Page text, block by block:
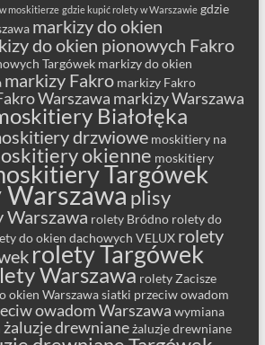
moskitierze gdzie kupić rolety w Warszawie gdzie
markizy do okien
do okien pionowych Fakro
Targówek markizy do okien
markizy Fakro markizy Fakro
Warszawa markizy Warszawa
Białołęka
drzwiowe moskitiery na
okienne moskitiery
Targówek
plisy
Warszawa rolety Bródno rolety do
do okien dachowych VELUX rolety
rolety Targówek
Warszawa rolety Zacisze
okien Warszawasiatki przeciw owadom
owadom Warszawa wymiana
żaluzje drewnianeżaluzje drewniane